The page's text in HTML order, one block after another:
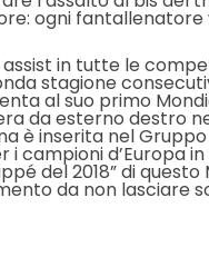
ogni fantallenatore
assist in tutte le
stagione
al suo primo
da esterno destro
è inserita nel
i campioni d’Europa
del 2018” di
da non lasciare